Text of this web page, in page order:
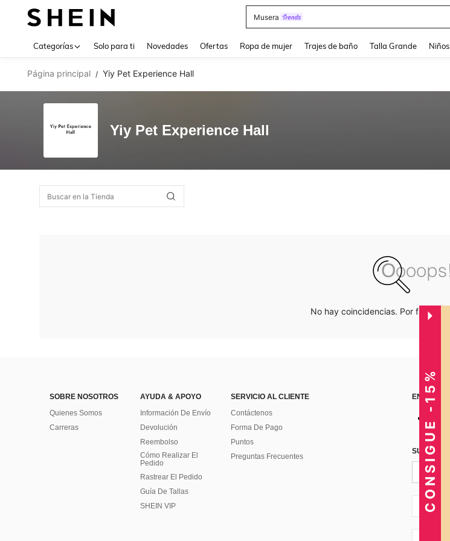
Musera
Categorías Solo para ti Novedades Ofertas Ropa de mujer Trajes de baño Talla Grande Niños
Página principal / Yiy Pet Experience Hall
Yiy Pet Experience Hall
No hay coincidencias. Por favor
SOBRE NOSOTROS
Quienes Somos
Carreras
AYUDA & APOYO
Información De Envío
Devolución
Reembolso
Cómo Realizar El
Pedido
Rastrear El Pedido
Guía De Tallas
SHEIN VIP
SERVICIO AL CLIENTE
Contáctenos
Forma De Pago
Puntos
Preguntas Frecuentes
PE + 51
CONSIGUE -15%